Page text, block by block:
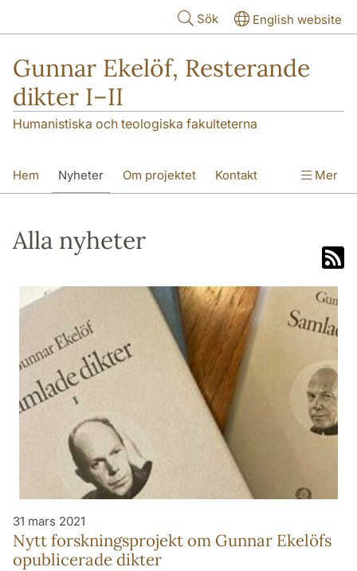
Sök English website
Gunnar Ekelöf, Resterande
dikter I–II
Humanistiska och teologiska fakulteterna
Hem Nyheter Om projektet Kontakt Mer
Alla nyheter
31 mars 2021
Nytt forskningsprojekt om Gunnar Ekelöfs
opublicerade dikter